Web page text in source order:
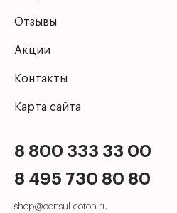
Отзывы
Акции
Контакты
Карта сайта
8 800 333 33 00
8 495 730 80 80
shop@consul-coton.ru